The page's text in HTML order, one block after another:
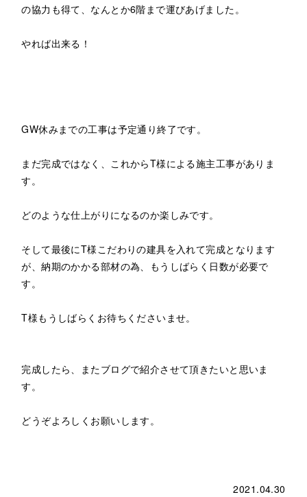
の協力も得て、なんとか6階まで運びあげました。
やれば出来る！
GW休みまでの工事は予定通り終了です。
まだ完成ではなく、これからT様による施主工事がありま
す。
どのような仕上がりになるのか楽しみです。
そして最後にT様こだわりの建具を入れて完成となります
が、納期のかかる部材の為、もうしばらく日数が必要で
す。
T様もうしばらくお待ちくださいませ。
完成したら、またブログで紹介させて頂きたいと思いま
す。
どうぞよろしくお願いします。
2021.04.30